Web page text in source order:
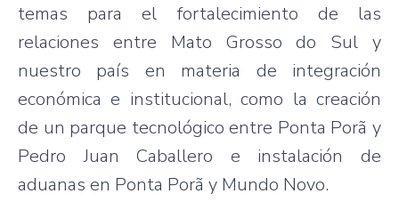
temas para el fortalecimiento de las
relaciones entre Mato Grosso do Sul y
nuestro país en materia de integración
económica e institucional, como la creación
de un parque tecnológico entre Ponta Porã y
Pedro Juan Caballero e instalación de
aduanas en Ponta Porã y Mundo Novo.